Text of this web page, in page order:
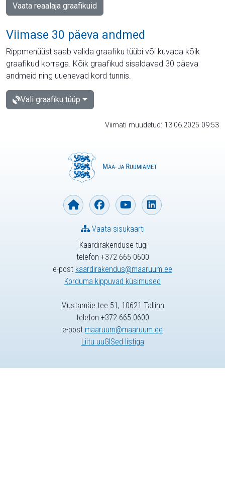
Vaata reaalaja graafikuid
Viimase 30 päeva andmed
Rippmenüüst saab valida graafiku tüübi või kuvada kõik
graafikud korraga. Kõik graafikud sisaldavad 30 päeva
andmeid ning uuenevad kord tunnis.
Vali graafiku tüüp
Viimati muudetud: 13.06.2025 09:53
Kaardirakenduse tugi
telefon +372 665 0600
e-post kaardirakendus@maaruum.ee
Korduma kippuvad küsimused
Vaata sisukaarti
Mustamäe tee 51, 10621 Tallinn
telefon +372 665 0600
e-post maaruum@maaruum.ee
Liitu uuGISed listiga